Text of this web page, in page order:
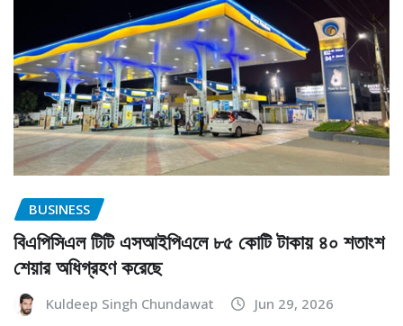
BUSINESS
বিএপিসিএল টিটি এসআইপিএলে ৮৫ কোটি টাকায় ৪০ শতাংশ
শেয়ার অধিগ্রহণ করেছে
Kuldeep Singh Chundawat Jun 29, 2026